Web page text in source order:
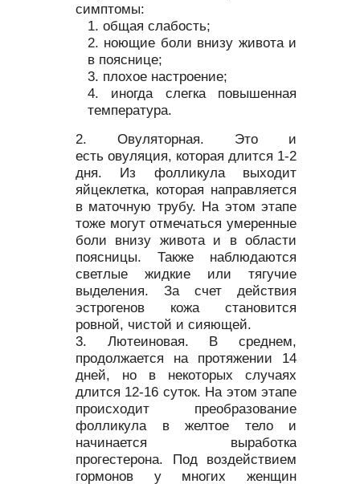
симптомы:
общая слабость;
ноющие боли внизу живота и
в пояснице;
плохое настроение;
иногда слегка повышенная
температура.
Овуляторная. Это и
есть овуляция, которая длится 1-2
дня. Из фолликула выходит
яйцеклетка, которая направляется
в маточную трубу. На этом этапе
тоже могут отмечаться умеренные
боли внизу живота и в области
поясницы. Также наблюдаются
светлые жидкие или тягучие
выделения. За счет действия
эстрогенов кожа становится
ровной, чистой и сияющей.
Лютеиновая. В среднем,
продолжается на протяжении 14
дней, но в некоторых случаях
длится 12-16 суток. На этом этапе
происходит преобразование
фолликула в желтое тело и
начинается выработка
прогестерона. Под воздействием
гормонов у многих женщин